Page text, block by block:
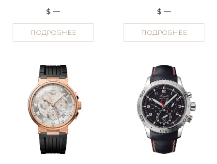
$ —
ПОДРОБНЕЕ
$ —
ПОДРОБНЕЕ